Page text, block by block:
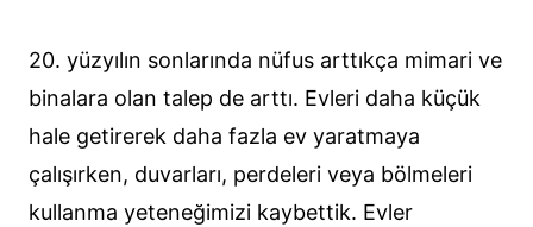
20. yüzyılın sonlarında nüfus arttıkça mimari ve
binalara olan talep de arttı. Evleri daha küçük
hale getirerek daha fazla ev yaratmaya
çalışırken, duvarları, perdeleri veya bölmeleri
kullanma yeteneğimizi kaybettik. Evler